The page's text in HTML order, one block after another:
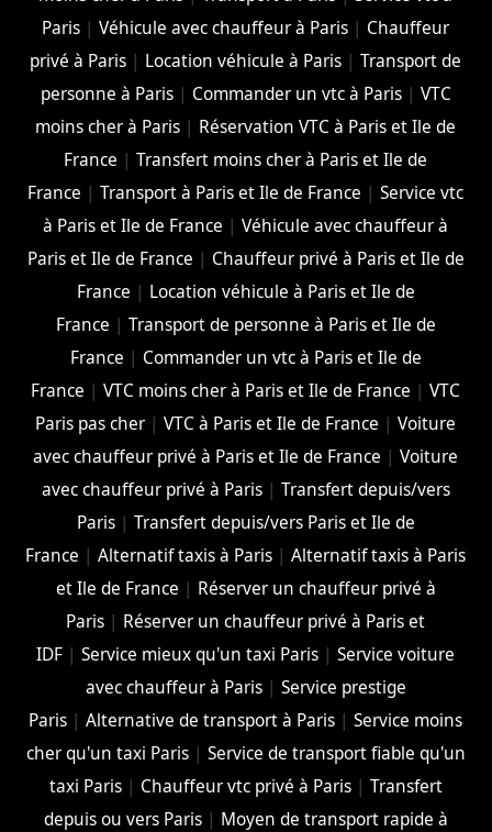
Paris |Véhicule avec chauffeur à Paris | Chauffeur
privé à Paris | Location véhicule à Paris |Transport de
personne à Paris| Commander un vtc à Paris| VTC
moins cher à Paris | Réservation VTC à Paris et Ile de
France |Transfert moins cher à Paris et Ile de
France |Transport à Paris et Ile de France |Service vtc
à Paris et Ile de France |Véhicule avec chauffeur à
Paris et Ile de France | Chauffeur privé à Paris et Ile de
France | Location véhicule à Paris et Ile de
France | Transport de personne à Paris et Ile de
France | Commander un vtc à Paris et Ile de
France |VTC moins cher à Paris et Ile de France |VTC
Paris pas cher |VTC à Paris et Ile de France |Voiture
avec chauffeur privé à Paris et Ile de France |Voiture
avec chauffeur privé à Paris| Transfert depuis/vers
Paris| Transfert depuis/vers Paris et Ile de
France |Alternatif taxis à Paris |Alternatif taxis à Paris
et Ile de France | Réserver un chauffeur privé à
Paris | Réserver un chauffeur privé à Paris et
IDF |Service mieux qu'un taxi Paris |Service voiture
avec chauffeur à Paris| Service prestige
Paris |Alternative de transport à Paris |Service moins
cher qu'un taxi Paris| Service de transport fiable qu'un
taxi Paris| Chauffeur vtc privé à Paris| Transfert
depuis ou vers Paris| Moyen de transport rapide à